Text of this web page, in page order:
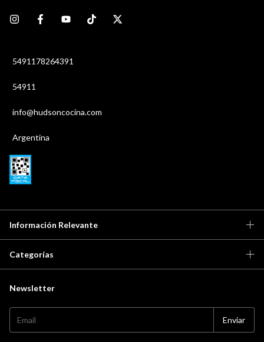
5491178264391
54911
info@hudsoncocina.com
Argentina
Información Relevante
Categorías
Newsletter